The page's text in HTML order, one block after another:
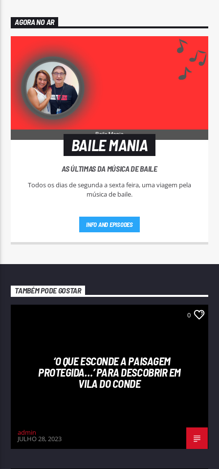
AGORA NO AR
BAILE MANIA
AS ÚLTIMAS DA MÚSICA DE BAILE
Todos os dias de segunda a sexta feira, uma viagem pela
música de baile.
INFO AND EPISODES
TAMBÉM PODE GOSTAR
0
‘O QUE ESCONDE A PAISAGEM
PROTEGIDA…’ PARA DESCOBRIR EM
VILA DO CONDE
admin
JULHO 28, 2023